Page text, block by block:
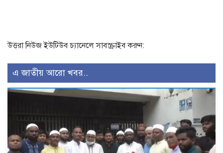
উত্তরা নিউজ ইউটিউব চ্যানেলে সাবস্ক্রাইব করুন:
এ জাতীয় আরো খবর..